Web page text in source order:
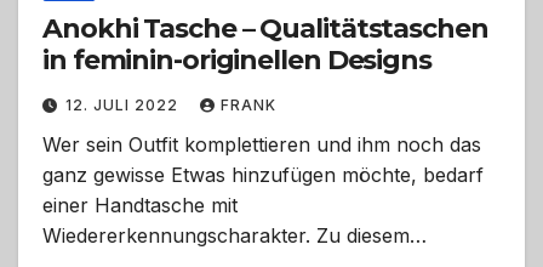
Anokhi Tasche – Qualitätstaschen
in feminin-originellen Designs
12. JULI 2022 FRANK
Wer sein Outfit komplettieren und ihm noch das
ganz gewisse Etwas hinzufügen möchte, bedarf
einer Handtasche mit
Wiedererkennungscharakter. Zu diesem…